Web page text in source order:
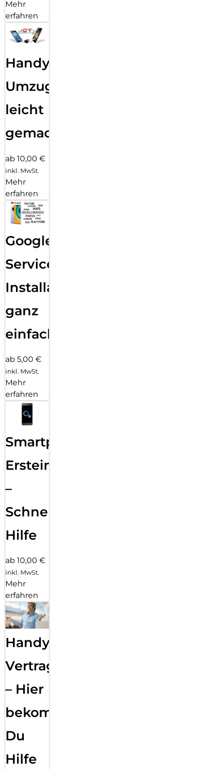
Mehr
erfahren
Handy
Umzug
leicht
gemacht!
ab 10,00 €
inkl. MwSt.
Mehr
erfahren
Google
Services
Installation
ganz
einfach
ab 5,00 €
inkl. MwSt.
Mehr
erfahren
Smartphone
Ersteinrichtung
–
Schnelle
Hilfe
ab 10,00 €
inkl. MwSt.
Mehr
erfahren
Handy
Vertragsabwicklung
– Hier
bekommst
Du
Hilfe